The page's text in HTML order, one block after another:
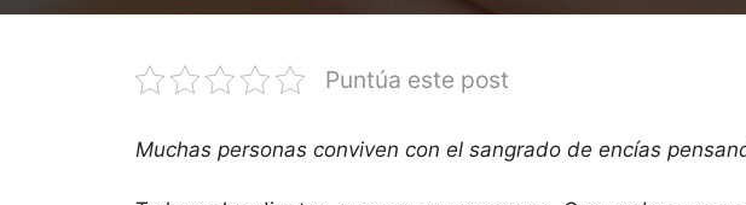
Puntúa este post
Muchas personas conviven con el sangrado de encías